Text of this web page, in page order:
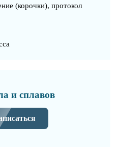
(корочки), протокол
и сплавов